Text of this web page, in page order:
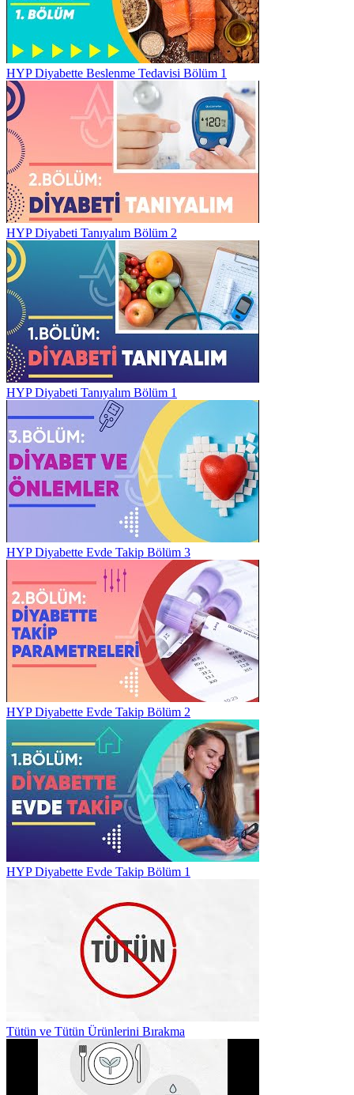
HYP Diyabette Beslenme Tedavisi Bölüm 1
HYP Diyabeti Tanıyalım Bölüm 2
HYP Diyabeti Tanıyalım Bölüm 1
HYP Diyabette Evde Takip Bölüm 3
HYP Diyabette Evde Takip Bölüm 2
HYP Diyabette Evde Takip Bölüm 1
Tütün ve Tütün Ürünlerini Bırakma